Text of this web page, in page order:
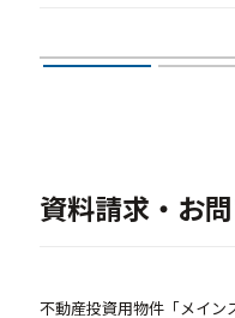
資料請求・お
不動産投資用物件「メイン